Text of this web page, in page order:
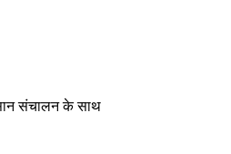
संचालन के साथ